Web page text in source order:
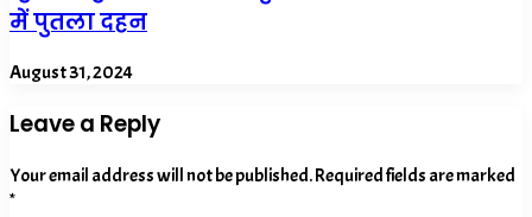
में पुतला दहन
August 31, 2024
Leave a Reply
Your email address will not be published.Required fields are marked
*